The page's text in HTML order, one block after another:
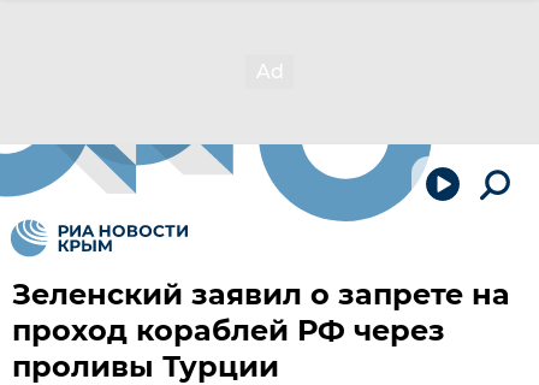
Зеленский заявил о запрете на
проход кораблей РФ через
проливы Турции